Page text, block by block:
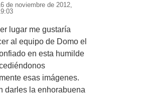
de noviembre de 2012,
lugar me gustaría
al equipo de Domo el
en esta humilde
esas imágenes.
darles la enhorabuena